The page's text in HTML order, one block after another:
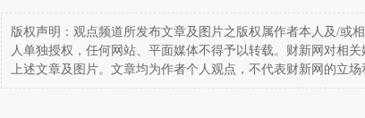
版权声明：观点频道所发布文章及图片之版权属作者本人及/或
人单独授权，任何网站、平面媒体不得予以转载。财新网对相
上述文章及图片。文章均为作者个人观点，不代表财新网的立场